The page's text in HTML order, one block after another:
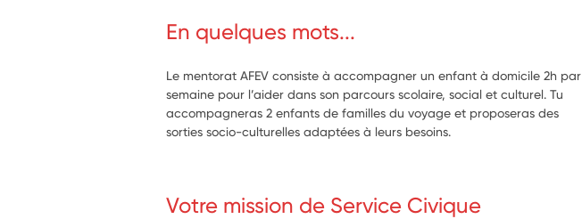
En quelques mots...
Le mentorat AFEV consiste à accompagner un enfant à domicile 2h par
semaine pour l’aider dans son parcours scolaire, social et culturel. Tu
accompagneras 2 enfants de familles du voyage et proposeras des
sorties socio-culturelles adaptées à leurs besoins.
Votre mission de Service Civique